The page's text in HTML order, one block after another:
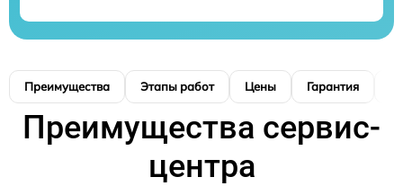
Преимущества Этапы работ Цены Гарантия
Преимущества сервис-
центра